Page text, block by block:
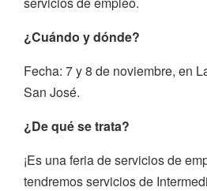
¿Cuándo y dónde?
Fecha: 7 y 8 de noviembre, en
San José.
¿De qué se trata?
¡Es una feria de servicios de
tendremos servicios de